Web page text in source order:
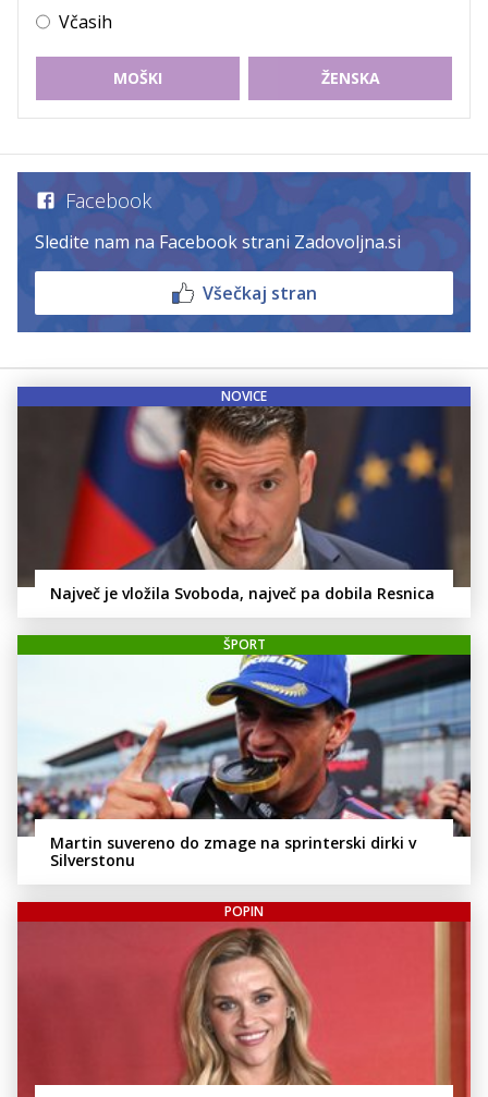
Včasih
MOŠKI ŽENSKA
Facebook
Sledite nam na Facebook strani Zadovoljna.si
Všečkaj stran
NOVICE
Največ je vložila Svoboda, največ pa dobila Resnica
ŠPORT
Martin suvereno do zmage na sprinterski dirki v
Silverstonu
POPIN